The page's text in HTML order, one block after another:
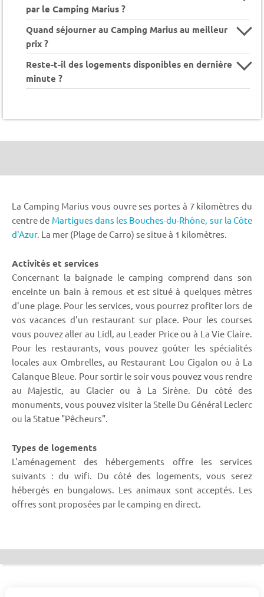
par le Camping Marius ?
Quand séjourner au Camping Marius au meilleur
prix ?
Reste-t-il des logements disponibles en dernière
minute ?
La Camping Marius vous ouvre ses portes à 7 kilomètres du
centre de Martigues dans les Bouches-du-Rhône, sur la Côte
d'Azur. La mer (Plage de Carro) se situe à 1 kilomètres.
Activités et services
Concernant la baignade le camping comprend dans son
enceinte un bain à remous et est situé à quelques mètres
d'une plage. Pour les services, vous pourrez profiter lors de
vos vacances d'un restaurant sur place. Pour les courses
vous pouvez aller au Lidl, au Leader Price ou à La Vie Claire.
Pour les restaurants, vous pouvez goûter les spécialités
locales aux Ombrelles, au Restaurant Lou Cigalon ou à La
Calanque Bleue. Pour sortir le soir vous pouvez vous rendre
au Majestic, au Glacier ou à La Sirène. Du côté des
monuments, vous pouvez visiter la Stelle Du Général Leclerc
ou la Statue "Pêcheurs".
Types de logements
L'aménagement des hébergements offre les services
suivants : du wifi. Du côté des logements, vous serez
hébergés en bungalows. Les animaux sont acceptés. Les
offres sont proposées par le camping en direct.